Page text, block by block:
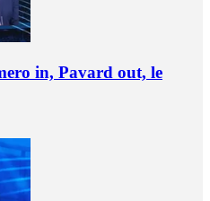
in, Pavard out, le